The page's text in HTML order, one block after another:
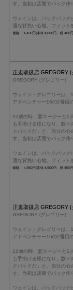
す。当初は店裏でパック作
ウェインは、バックパッ
適な背負い心地、フィット
価格： 4,400円(本体 4,000円、税 400
正規取扱店 GREGORY
GREGORY (グレゴリー)
ウェイン・グレゴリーは
アドベンチャー16の2番目
22歳の時、妻スージーと2
も手掛ける様になり、数
クパックだ」と、自分の
す。当初は店裏でパック作
ウェインは、バックパッ
適な背負い心地、フィット
価格： 4,950円(本体 4,500円、税 450
正規取扱店 GREGORY
GREGORY (グレゴリー)
ウェイン・グレゴリーは
アドベンチャー16の2番目
22歳の時、妻スージーと2
も手掛ける様になり、数
クパックだ」と、自分の
す。当初は店裏でパック作
ウェインは、バックパッ